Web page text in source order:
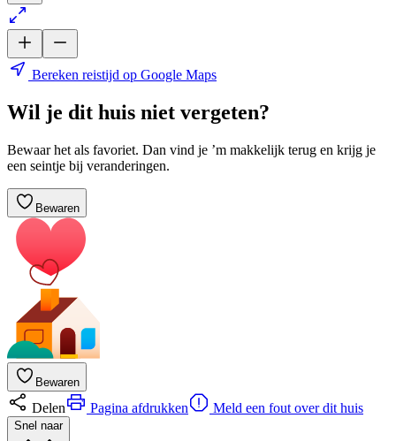
Bereken reistijd op Google Maps
Wil je dit huis niet vergeten?
Bewaar het als favoriet. Dan vind je ’m makkelijk terug en krijg je
een seintje bij veranderingen.
Bewaren
Bewaren
Delen Pagina afdrukken Meld een fout over dit huis
Snel naar